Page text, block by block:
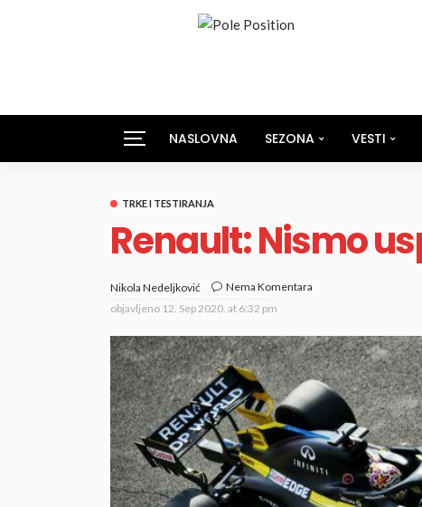
NASLOVNA SEZONA VESTI
TRKE I TESTIRANJA
Renault: Nismo
Nikola Nedeljković
Nema Komentara
objavljeno 12. Sep 2020. at 6:32 pm